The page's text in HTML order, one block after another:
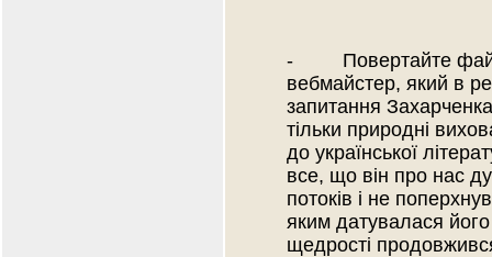
- Повертайте файл,
вебмайстер, який в
запитання
тільки природні
до української
все, що він про нас
потоків і не
яким датувалася
щедрості